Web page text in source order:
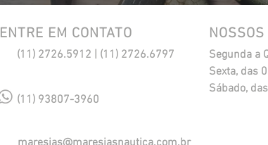
ENTRE EM CONTATO
(11) 2726.5912 | (11) 2726.6797
(11) 93807-3960
Segunda a
Sexta, das
​Sábado,